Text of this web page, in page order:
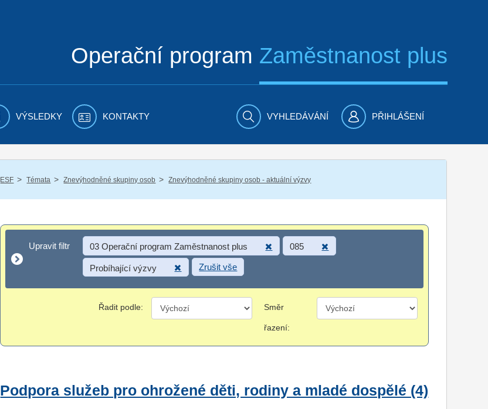
Operační program Zaměstnanost plus
VÝSLEDKY KONTAKTY VYHLEDÁVÁNÍ PŘIHLÁŠENÍ
ESF / Témata / Znevýhodněné skupiny osob / Znevýhodněné skupiny osob - aktuální výzvy
Upravit filtr
Upravit filtr 03 Operační program Zaměstnanost plus 085
Probíhající výzvy Zrušit vše
Řadit podle: Směr
řazení:
Podpora služeb pro ohrožené děti, rodiny a mladé dospělé (4)